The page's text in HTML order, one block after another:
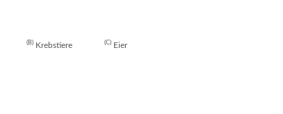
B Krebstiere C Eier